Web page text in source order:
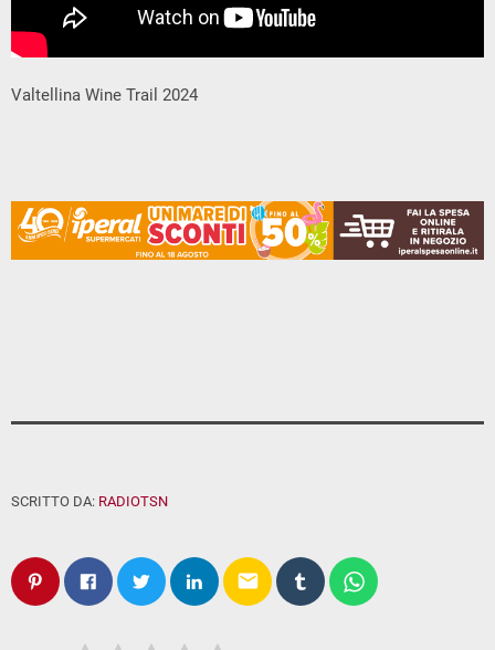
Valtellina Wine Trail 2024
SCRITTO DA: RADIOTSN
email